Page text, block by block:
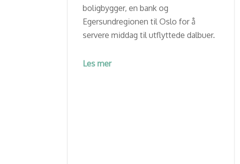
boligbygger, en bank og
Egersundregionen til Oslo for å
servere middag til utflyttede dalbuer.
Les mer